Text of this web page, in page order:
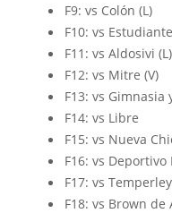
F9: vs Colón (L)
F10: vs
F11: vs Aldosivi (L)
F12: vs Mitre (V)
F13: vs Gimnasia
F14: vs Libre
F15: vs Nueva
F16: vs Deportivo
F17: vs
F18: vs Brown de